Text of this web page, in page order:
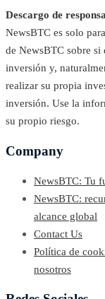
Descargo de
NewsBTC es solo
de NewsBTC sobre si
inversión y,
realizar su propia
inversión. Use la
su propio riesgo.
Company
NewsBTC: Tu
NewsBTC:
alcance global
Contact Us
Política de
nosotros